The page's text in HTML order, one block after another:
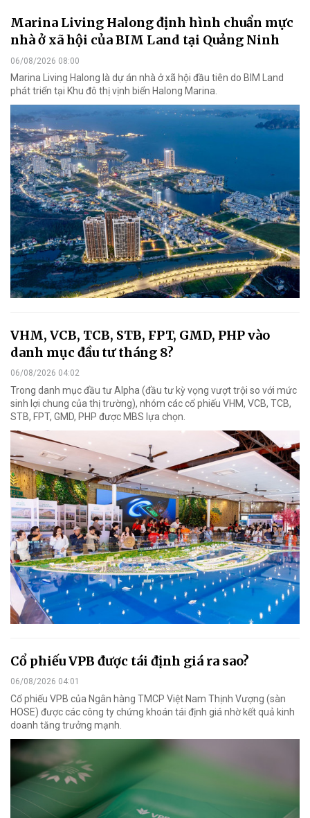
Marina Living Halong định hình chuẩn mực
nhà ở xã hội của BIM Land tại Quảng Ninh
06/08/2026 08:00
Marina Living Halong là dự án nhà ở xã hội đầu tiên do BIM Land
phát triển tại Khu đô thị vịnh biển Halong Marina.
VHM, VCB, TCB, STB, FPT, GMD, PHP vào
danh mục đầu tư tháng 8?
06/08/2026 04:02
Trong danh mục đầu tư Alpha (đầu tư kỳ vọng vượt trội so với mức
sinh lợi chung của thị trường), nhóm các cổ phiếu VHM, VCB, TCB,
STB, FPT, GMD, PHP được MBS lựa chọn.
Cổ phiếu VPB được tái định giá ra sao?
06/08/2026 04:01
Cổ phiếu VPB của Ngân hàng TMCP Việt Nam Thịnh Vượng (sàn
HOSE) được các công ty chứng khoán tái định giá nhờ kết quả kinh
doanh tăng trưởng mạnh.